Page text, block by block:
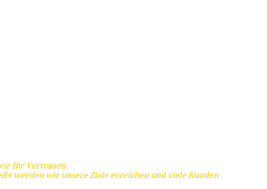
Ihr Vertrauen.
werden wir unsere Ziele erreichen und viele Kunden